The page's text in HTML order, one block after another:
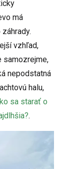
má
vzhľad,
samozrejme,
nepodstatná
halu,
sa starať o
.